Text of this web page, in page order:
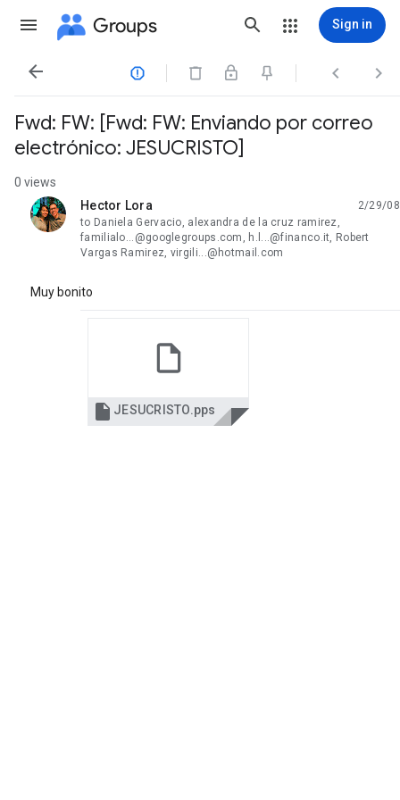
Groups Sign in
   
Fwd: FW: [Fwd: FW: Enviando por correo
electrónico: JESUCRISTO]
0 views
Hector Lora
unread,
2/29/08
to Daniela Gervacio, alexandra de la cruz ramirez,
familialo...@googlegroups.com, h.l...@financo.it, Robert
Vargas Ramirez, virgili...@hotmail.com
Muy bonito
 JESUCRISTO.pps